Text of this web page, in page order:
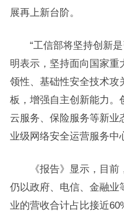
展再上新台阶。
“工信部将坚持创新是
明表示，坚持面向国家重
领性、基础性安全技术攻
板，增强自主创新能力。
云服务、保险服务等新业
业级网络安全运营服务中
《报告》显示，目前
仍以政府、电信、金融业
业的营收合计占比接近